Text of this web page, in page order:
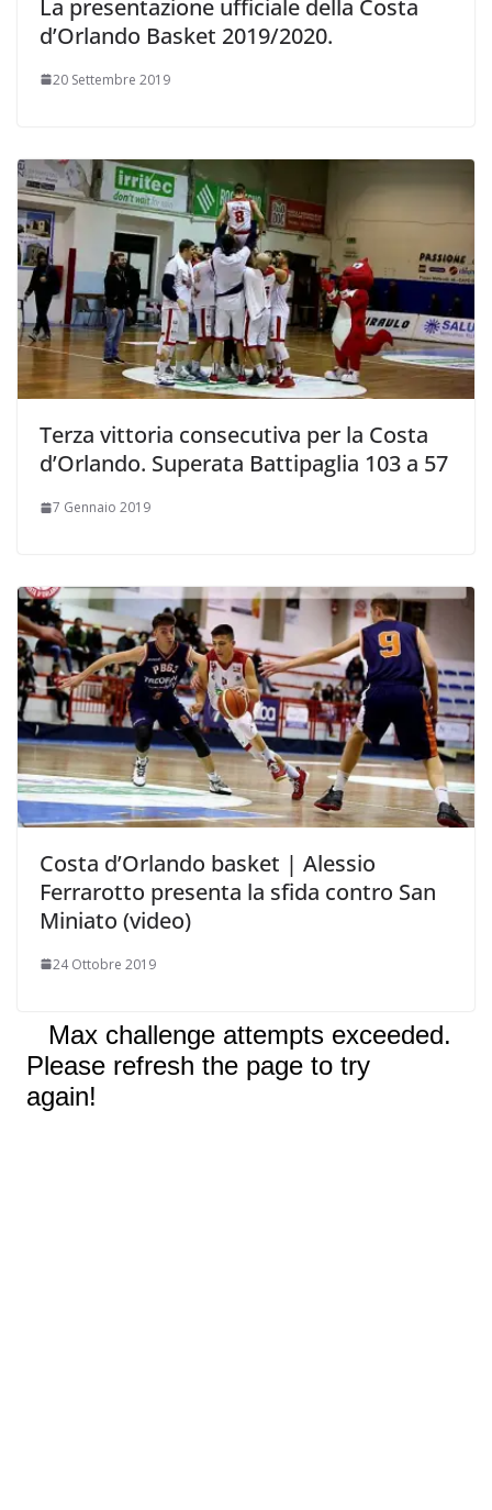
La presentazione ufficiale della Costa
d’Orlando Basket 2019/2020.
20 Settembre 2019
Terza vittoria consecutiva per la Costa
d’Orlando. Superata Battipaglia 103 a 57
7 Gennaio 2019
Costa d’Orlando basket | Alessio
Ferrarotto presenta la sfida contro San
Miniato (video)
24 Ottobre 2019